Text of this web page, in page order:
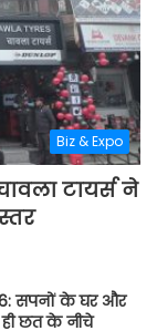
Biz & Expo
टायर्स ने
सपनों के घर और
छत के नीचे